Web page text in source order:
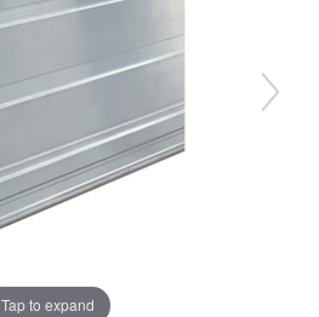
Tap to expand